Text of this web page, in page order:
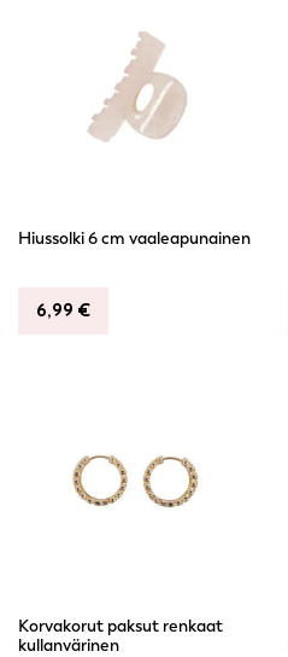
Hiussolki 6 cm vaaleapunainen
6,99 €
Korvakorut paksut renkaat
kullanvärinen